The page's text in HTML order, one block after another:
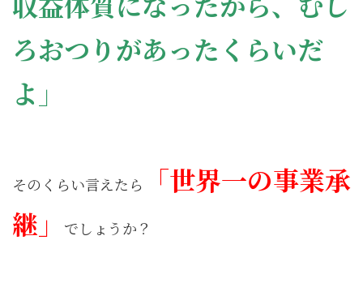
ろおつりがあったくらいだ
よ」
そのくらい言えたら
「世界一の事業承
継」
でしょうか？